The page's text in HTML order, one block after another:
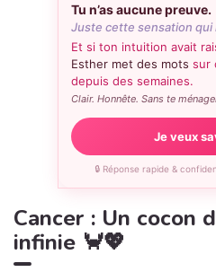
Tu n’as aucune preuve.
Juste cette sensation qui
Et si ton intuition avait
Esther met des mots sur
depuis des semaines.
Clair. Honnête. Sans te
Je veux
🔒 Réponse rapide &
Cancer : Un cocon
infinie 🦀💖